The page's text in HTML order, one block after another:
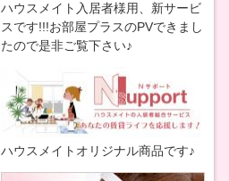
ハウスメイト入居者様用、新サービ
スです!!!お部屋プラスのPVできまし
たので是非ご覧下さい♪
ハウスメイトオリジナル商品です♪